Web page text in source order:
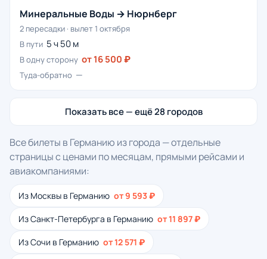
Минеральные Воды → Нюрнберг
2 пересадки · вылет 1 октября
В пути 5 ч 50 м
В одну сторону от 16 500 ₽
Туда-обратно —
Показать все — ещё 28 городов
Все билеты в Германию из города — отдельные
страницы с ценами по месяцам, прямыми рейсами и
авиакомпаниями:
Из Москвы в Германию от 9 593 ₽
Из Санкт-Петербурга в Германию от 11 897 ₽
Из Сочи в Германию от 12 571 ₽